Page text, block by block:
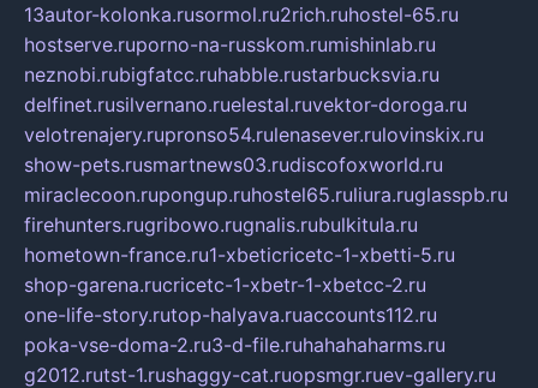
13autor-kolonka.rusormol.ru2rich.ruhostel-65.ru
hostserve.ruporno-na-russkom.rumishinlab.ru
neznobi.rubigfatcc.ruhabble.rustarbucksvia.ru
delfinet.rusilvernano.ruelestal.ruvektor-doroga.ru
velotrenajery.rupronso54.rulenasever.rulovinskix.ru
show-pets.rusmartnews03.rudiscofoxworld.ru
miraclecoon.rupongup.ruhostel65.ruliura.ruglasspb.ru
firehunters.rugribowo.rugnalis.rubulkitula.ru
hometown-france.ru1-xbeticricetc-1-xbetti-5.ru
shop-garena.rucricetc-1-xbetr-1-xbetcc-2.ru
one-life-story.rutop-halyava.ruaccounts112.ru
poka-vse-doma-2.ru3-d-file.ruhahahaharms.ru
g2012.rutst-1.rushaggy-cat.ruopsmgr.ruev-gallery.ru